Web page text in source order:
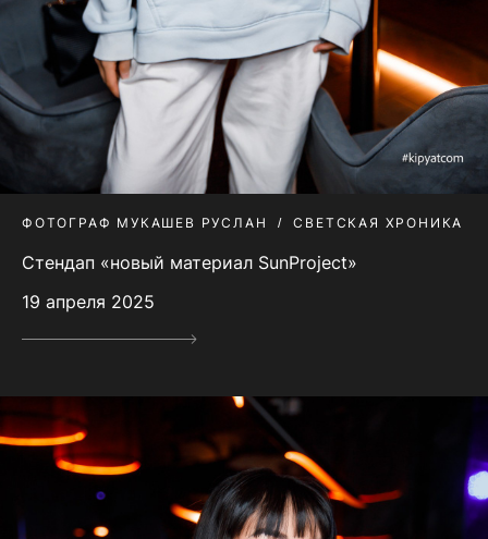
ФОТОГРАФ МУКАШЕВ РУСЛАН СВЕТСКАЯ ХРОНИКА
Стендап «новый материал SunProject»
19 апреля 2025